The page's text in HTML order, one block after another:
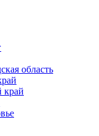
область
край